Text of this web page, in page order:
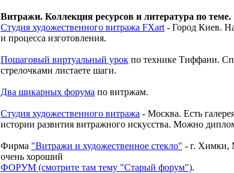
Витражи. Коллекция ресурсов и литература по теме.
Студия художественного витража FXart - Город Киев.
и процесса изготовления.
Пошаговый виртуальный урок по технике Тиффани.
стрелочками листаете шаги.
Два шикарных форума по витржам.
Студия художественного витража - Москва. Есть
истории развития витражного искусства. Можно
Фирма "Витражи и художественное стекло" - г. Химки,
очень хороший
ФОРУМ (смотрите там тему "Старый форум").